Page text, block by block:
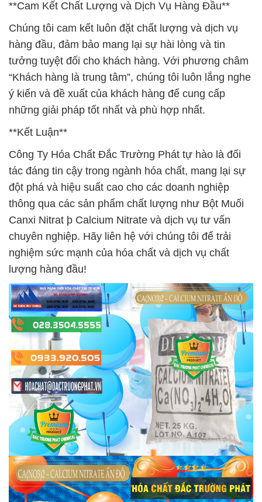
**Cam Kết Chất Lượng và Dịch Vụ Hàng Đầu**
Chúng tôi cam kết luôn đặt chất lượng và dịch vụ
hàng đầu, đảm bảo mang lại sự hài lòng và tin
tưởng tuyệt đối cho khách hàng. Với phương châm
“Khách hàng là trung tâm”, chúng tôi luôn lắng nghe
ý kiến và đề xuất của khách hàng để cung cấp
những giải pháp tốt nhất và phù hợp nhất.
**Kết Luận**
Công Ty Hóa Chất Đắc Trường Phát tự hào là đối
tác đáng tin cậy trong ngành hóa chất, mang lại sự
đột phá và hiệu suất cao cho các doanh nghiệp
thông qua các sản phẩm chất lượng như Bột Muối
Canxi Nitrat þ Calcium Nitrate và dịch vụ tư vấn
chuyên nghiệp. Hãy liên hệ với chúng tôi để trải
nghiệm sức mạnh của hóa chất và dịch vụ chất
lượng hàng đầu!